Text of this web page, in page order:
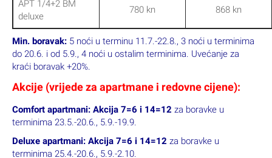
APT 1/2+2 BM
deluxe
641 kn 690 kn
APT 1/4+2 BM
deluxe
780 kn 868 kn
do 20.6. i od 5.9., 4 noći u ostalim terminima. Uvećanje za
kraći boravak +20%.
Akcije (vrijede za apartmane i redovne cijene):
Comfort apartmani: Akcija 7=6 i 14=12za boravke u